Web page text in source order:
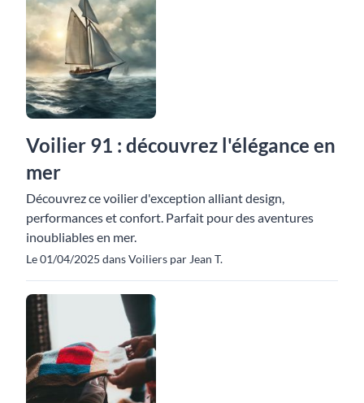
Voilier 91 : découvrez l'élégance en
mer
Découvrez ce voilier d'exception alliant design,
performances et confort. Parfait pour des aventures
inoubliables en mer.
Le 01/04/2025 dans Voiliers par Jean T.